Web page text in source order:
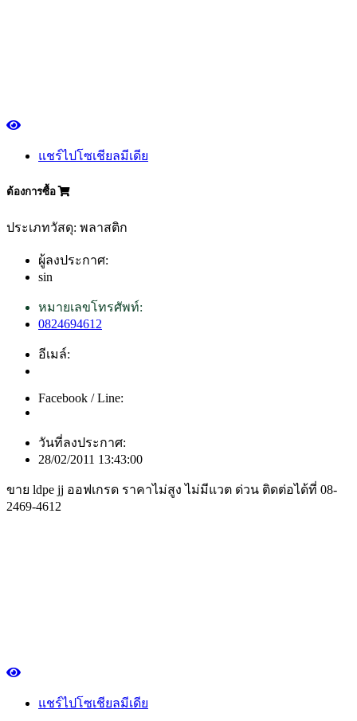
แชร์ไปโซเชียลมีเดีย
ต้องการซื้อ
ประเภทวัสดุ: พลาสติก
ผู้ลงประกาศ:
sin
หมายเลขโทรศัพท์:
0824694612
อีเมล์:
Facebook / Line:
วันที่ลงประกาศ:
28/02/2011 13:43:00
ขาย ldpe jj ออฟเกรด ราคาไม่สูง ไม่มีแวต ด่วน ติดต่อได้ที่ 08-
2469-4612
แชร์ไปโซเชียลมีเดีย